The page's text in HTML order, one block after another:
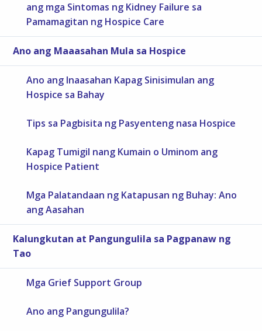
ang mga Sintomas ng Kidney Failure sa
Pamamagitan ng Hospice Care
Ano ang Maaasahan Mula sa Hospice
Ano ang Inaasahan Kapag Sinisimulan ang
Hospice sa Bahay
Tips sa Pagbisita ng Pasyenteng nasa Hospice
Kapag Tumigil nang Kumain o Uminom ang
Hospice Patient
Mga Palatandaan ng Katapusan ng Buhay: Ano
ang Aasahan
Kalungkutan at Pangungulila sa Pagpanaw ng
Tao
Mga Grief Support Group
Ano ang Pangungulila?